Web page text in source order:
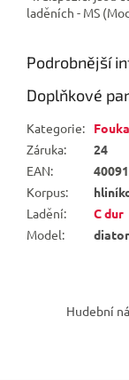
laděních - MS
Podrobnější
Doplňkové
Kategorie:
Záruka:
24
EAN:
Korpus:
Ladění:
C dur
Model:
Hudební